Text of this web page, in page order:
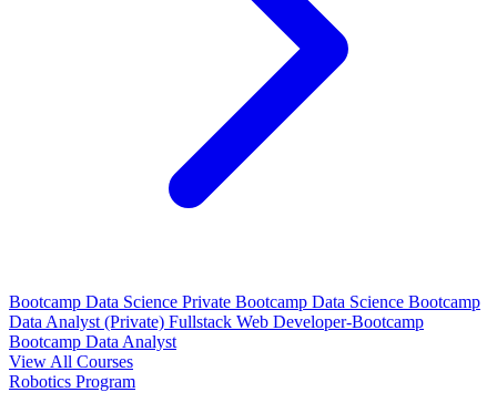
Bootcamp Data Science Private Bootcamp Data Science Bootcamp
Data Analyst (Private) Fullstack Web Developer-Bootcamp
Bootcamp Data Analyst
View All Courses
Robotics Program